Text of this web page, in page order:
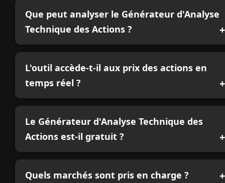
Que peut analyser le Générateur d'Analyse
Technique des Actions ?
L'outil accède-t-il aux prix des actions en
temps réel ?
Le Générateur d'Analyse Technique des
Actions est-il gratuit ?
Quels marchés sont pris en charge ?